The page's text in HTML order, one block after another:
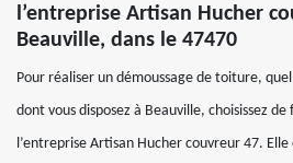
l’entreprise Artisan Hucher
Beauville, dans le 47470
Pour réaliser un démoussage de toiture,
dont vous disposez à Beauville, choisissez
l’entreprise Artisan Hucher couvreur 47.